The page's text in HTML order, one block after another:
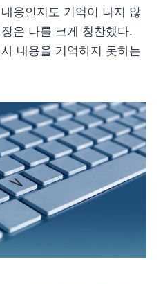
용인지도 기억이 나지 않
은 나를 크게 칭찬했다.
내용을 기억하지 못하는